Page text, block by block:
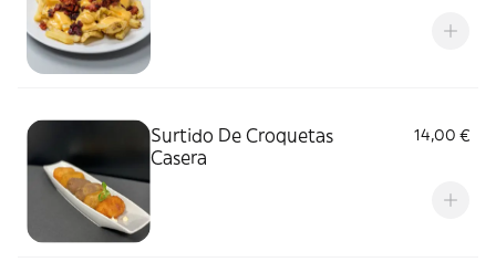
Surtido De Croquetas
Casera
14,00 €